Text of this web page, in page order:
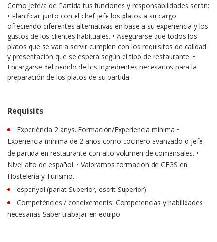
Como Jefe/a de Partida tus funciones y responsabilidades serán:
• Planificar junto con el chef jefe los platos a su cargo
ofreciendo diferentes alternativas en base a su experiencia y los
gustos de los clientes habituales. • Asegurarse que todos los
platos que se van a servir cumplen con los requisitos de calidad
y presentación que se espera según el tipo de restaurante. •
Encargarse del pedido de los ingredientes necesarios para la
preparación de los platos de su partida.
Requisits
Experiència 2 anys. Formación/Experiencia mínima •
Experiencia mínima de 2 años como cocinero avanzado o jefe
de partida en restaurante con alto volumen de comensales. •
Nivel alto de español. • Valoramos formación de CFGS en
Hostelería y Turismo.
espanyol (parlat Superior, escrit Superior)
Competències / coneixements: Competencias y habilidades
necesarias Saber trabajar en equipo